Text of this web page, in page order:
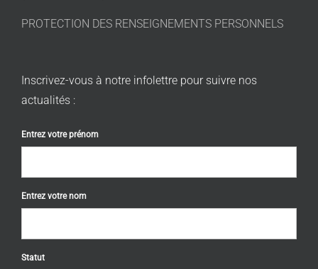
PROTECTION DES RENSEIGNEMENTS PERSONNELS
Inscrivez-vous à notre infolettre pour suivre nos
actualités :
Entrez votre prénom
Entrez votre nom
Statut